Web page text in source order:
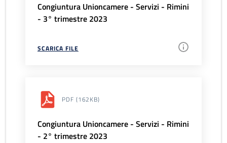
Congiuntura Unioncamere - Servizi - Rimini
- 3° trimestre 2023
SCARICA FILE
PDF (162KB)
Congiuntura Unioncamere - Servizi - Rimini
- 2° trimestre 2023